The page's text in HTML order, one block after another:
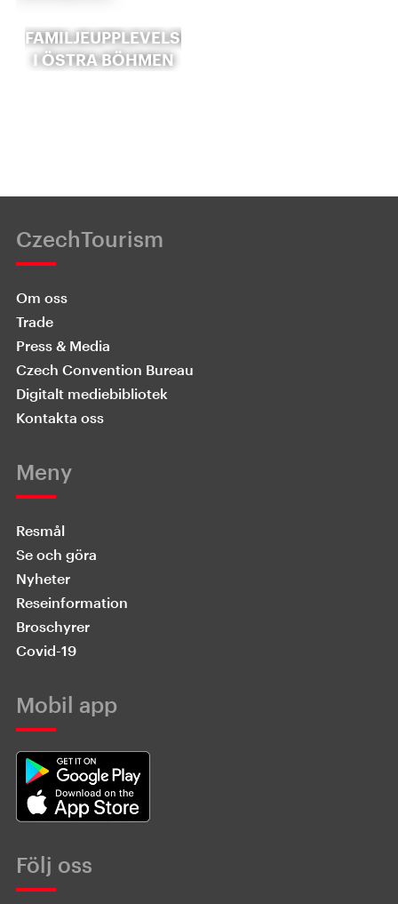
FAMILJEUPPLEVELSER
I ÖSTRA BÖHMEN
CzechTourism
Om oss
Trade
Press & Media
Czech Convention Bureau
Digitalt mediebibliotek
Kontakta oss
Meny
Resmål
Se och göra
Nyheter
Reseinformation
Broschyrer
Covid-19
Mobil app
Följ oss